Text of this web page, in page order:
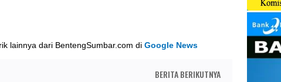
lainnya dari BentengSumbar.com diGoogle News
BERITA BERIKUTNYA